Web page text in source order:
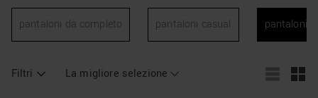
pantaloni da completo pantaloni casual pantaloni
Filtri La migliore selezione